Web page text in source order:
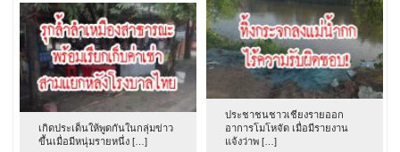
เกิดประเด็นให้พูดกันในกลุ่มข่าว
ขึ้นเมื่อมีหนุ่มรายหนึ่ง […]
ประชาชนชาวเชียงรายออก
อาการโมโหจัด เมื่อมีรายงาน
แจ้งว่าพ […]